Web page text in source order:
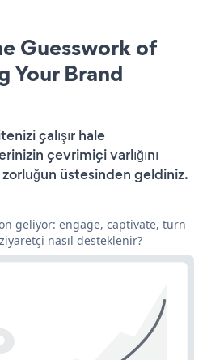
Guesswork of
Your Brand
çalışır hale
çevrimiçi varlığını
üstesinden geldiniz.
geliyor: engage, captivate, turn
nasıl desteklenir?